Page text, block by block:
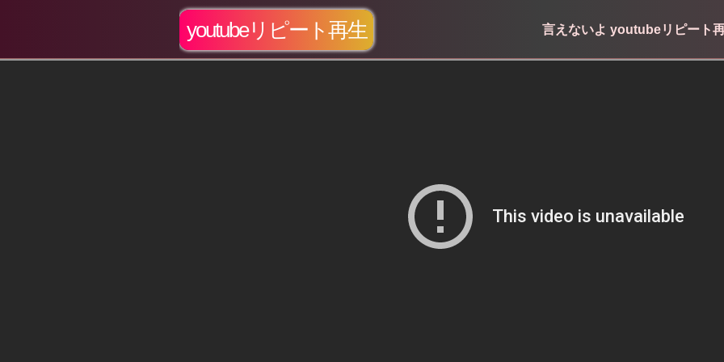
youtubeリピート再生 言えないよ youtubeリピート